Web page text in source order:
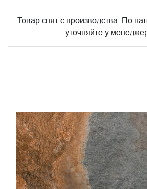
Товар снят с производства. По
уточняйте у